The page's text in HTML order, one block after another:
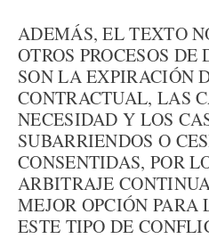
ADEMÁS, EL TEXTO
OTROS PROCESOS
SON LA EXPIRACIÓN
CONTRACTUAL, LAS
NECESIDAD Y LOS
SUBARRIENDOS O
CONSENTIDAS, POR
ARBITRAJE
MEJOR OPCIÓN PARA
ESTE TIPO DE